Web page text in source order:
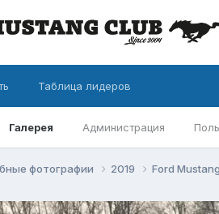
Галерея Администрация
Таблица лидеров
фотографии 2019 Ford